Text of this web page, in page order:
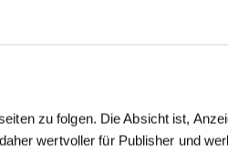
zu folgen. Die Absicht ist,
wertvoller für Publisher und